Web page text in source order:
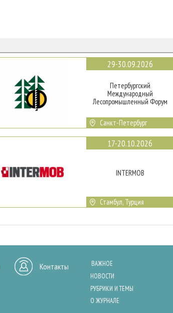
29-30.09.2026
Петербургский
Международный
Лесопромышленный Форум
Санкт-Петербург
17-20.10.2026
INTERMOB
Стамбул, Турция
Контакты
ВАЖНОЕ
НОВОСТИ
РУБРИКИ И ТЕМЫ
О ЖУРНАЛЕ